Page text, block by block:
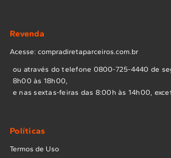
Revenda
Acesse: compradiretaparceiros.com.br
ou através do telefone 0800-725-4440 de
8h00 às 18h00,
e nas sextas-feiras das 8:00h às 14h00,
Políticas
Termos de Uso